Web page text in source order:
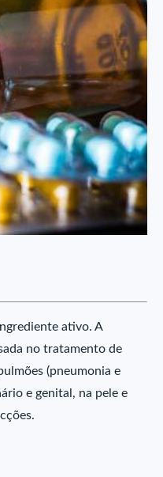
ativo. A
no tratamento de
(pneumonia e
e genital, na pele e